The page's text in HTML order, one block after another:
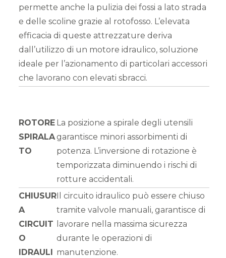
permette anche la pulizia dei fossi a lato strada
e delle scoline grazie al rotofosso. L’elevata
efficacia di queste attrezzature deriva
dall’utilizzo di un motore idraulico, soluzione
ideale per l’azionamento di particolari accessori
che lavorano con elevati sbracci.
ROTORE
SPIRALA
TO
La posizione a spirale degli utensili
garantisce minori assorbimenti di
potenza. L’inversione di rotazione è
temporizzata diminuendo i rischi di
rotture accidentali.
CHIUSUR
A
CIRCUIT
O
IDRAULI
Il circuito idraulico può essere chiuso
tramite valvole manuali, garantisce di
lavorare nella massima sicurezza
durante le operazioni di
manutenzione.